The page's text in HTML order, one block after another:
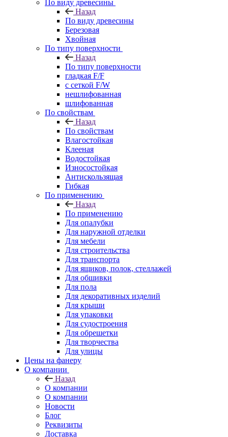
По виду древесины
Назад
По виду древесины
Березовая
Хвойная
По типу поверхности
Назад
По типу поверхности
гладкая F/F
с сеткой F/W
нешлифованная
шлифованная
По свойствам
Назад
По свойствам
Влагостойкая
Клееная
Водостойкая
Износостойкая
Антискользящая
Гибкая
По применению
Назад
По применению
Для опалубки
Для наружной отделки
Для мебели
Для строительства
Для транспорта
Для ящиков, полок, стеллажей
Для обшивки
Для пола
Для декоративных изделий
Для крыши
Для упаковки
Для судостроения
Для обрешетки
Для творчества
Для улицы
Цены на фанеру
О компании
Назад
О компании
О компании
Новости
Блог
Реквизиты
Доставка